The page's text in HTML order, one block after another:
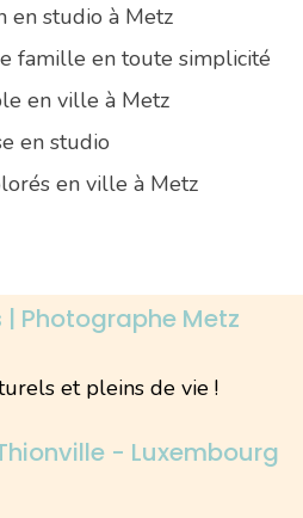
en studio à Metz
famille en toute simplicité
en ville à Metz
en studio
en ville à Metz
Photographe Metz
et pleins de vie !
- Luxembourg